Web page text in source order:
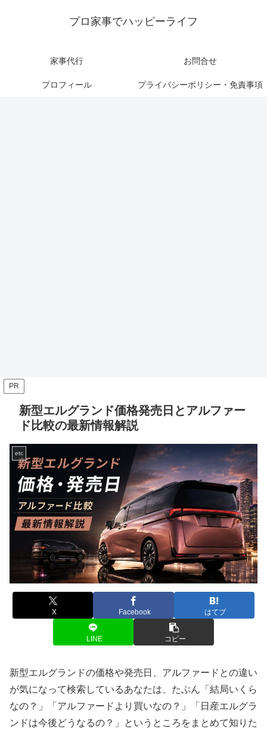
プロ家事でハッピーライフ
家事代行 お問合せ
プロフィール プライバシーポリシー・免責事項
PR
新型エルグランド価格発売日とアルファー
ド比較の最新情報解説
etc
X Facebook はてブ
LINE コピー
新型エルグランドの価格や発売日、アルファードとの違い
が気になって検索しているあなたは、たぶん「結局いくら
なの？」「アルファードより買いなの？」「日産エルグラ
ンドは今後どうなるの？」というところをまとめて知りた